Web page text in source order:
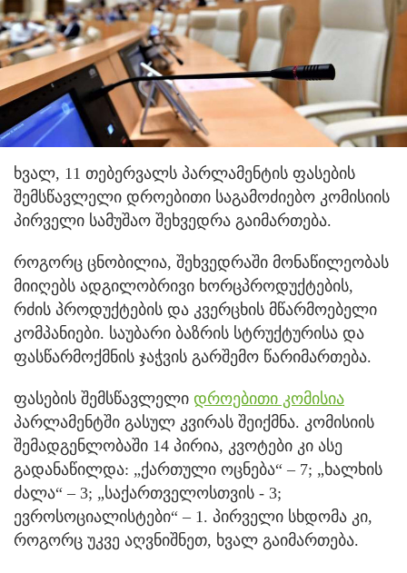
ხვალ, 11 თებერვალს პარლამენტის ფასების
შემსწავლელი დროებითი საგამოძიებო კომისიის
პირველი სამუშაო შეხვედრა გაიმართება.
როგორც ცნობილია, შეხვედრაში მონაწილეობას
მიიღებს ადგილობრივი ხორცპროდუქტების,
რძის პროდუქტების და კვერცხის მწარმოებელი
კომპანიები. საუბარი ბაზრის სტრუქტურისა და
ფასწარმოქმნის ჯაჭვის გარშემო წარიმართება.
ფასების შემსწავლელი დროებითი კომისია
პარლამენტში გასულ კვირას შეიქმნა. კომისიის
შემადგენლობაში 14 პირია, კვოტები კი ასე
გადანაწილდა: „ქართული ოცნება“ – 7; „ხალხის
ძალა“ – 3; „საქართველოსთვის - 3;
ევროსოციალისტები“ – 1. პირველი სხდომა კი,
როგორც უკვე აღვნიშნეთ, ხვალ გაიმართება.